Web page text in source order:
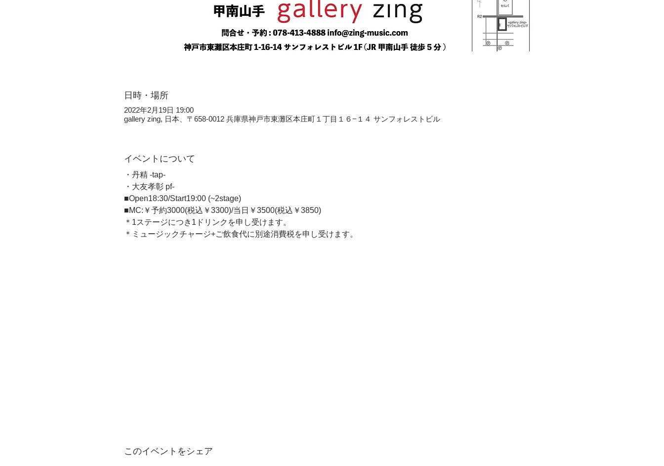
日時・場所
2022年2月19日 19:00
gallery zing, 日本、〒658-0012 兵庫県神戸市東灘区本庄町１丁目１６−１４ サンフォレストビル
イベントについて
・丹精 -tap-
・大友孝彰 pf-
■Open18:30/Start19:00 (~2stage)
■MC:￥予約3000(税込￥3300)/当日￥3500(税込￥3850)
＊1ステージにつき1ドリンクを申し受けます。
＊ミュージックチャージ+ご飲食代に別途消費税を申し受けます。
このイベントをシェア